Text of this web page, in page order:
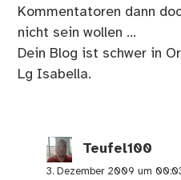
Kommentatoren dann
nicht sein wollen …
Dein Blog ist schwer in
Lg Isabella.
Teufel100
3. Dezember 2009 um